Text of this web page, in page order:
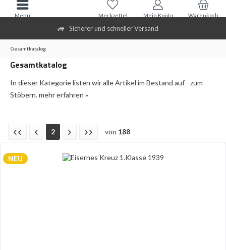
Sicherer und schneller Versand
Warenkorb
Merkzettel Mein Konto
Menü
Gesamtkatalog
Gesamtkatalog
In dieser Kategorie listen wir alle Artikel im Bestand auf - zum
Stöbern.mehr erfahren »
2 von 188
NEU